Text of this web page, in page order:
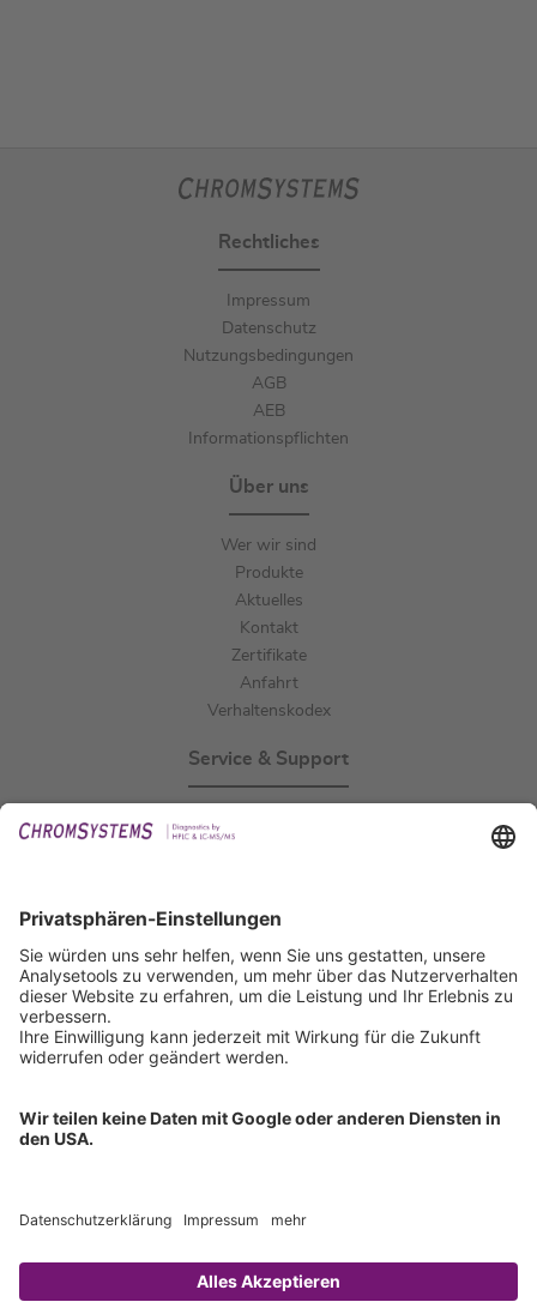
Rechtliches
Impressum
Datenschutz
Nutzungsbedingungen
AGB
AEB
Informationspflichten
Über uns
Wer wir sind
Produkte
Aktuelles
Kontakt
Zertifikate
Anfahrt
Verhaltenskodex
Service & Support
IFU anfordern
Zertifizierungen
ISO 9001 Zertifikat